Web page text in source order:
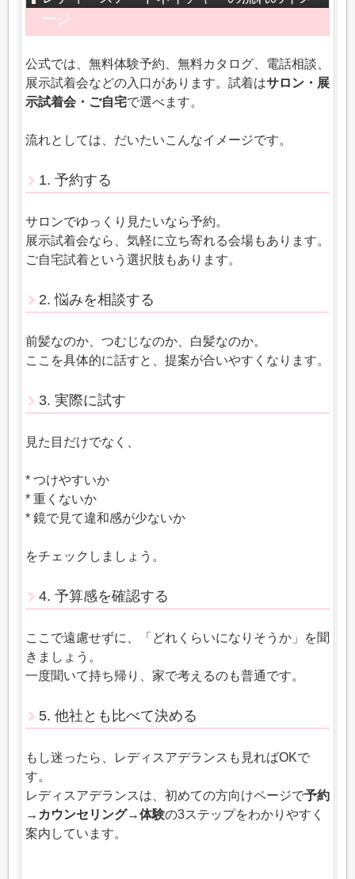
ージ
公式では、無料体験予約、無料カタログ、電話相談、
展示試着会などの入口があります。試着はサロン・展
示試着会・ご自宅で選べます。
流れとしては、だいたいこんなイメージです。
1. 予約する
サロンでゆっくり見たいなら予約。
展示試着会なら、気軽に立ち寄れる会場もあります。
ご自宅試着という選択肢もあります。
2. 悩みを相談する
前髪なのか、つむじなのか、白髪なのか。
ここを具体的に話すと、提案が合いやすくなります。
3. 実際に試す
見た目だけでなく、
* つけやすいか
* 重くないか
* 鏡で見て違和感が少ないか
をチェックしましょう。
4. 予算感を確認する
ここで遠慮せずに、「どれくらいになりそうか」を聞
きましょう。
一度聞いて持ち帰り、家で考えるのも普通です。
5. 他社とも比べて決める
もし迷ったら、レディスアデランスも見ればOKで
す。
レディスアデランスは、初めての方向けページで予約
→カウンセリング→体験の3ステップをわかりやすく
案内しています。